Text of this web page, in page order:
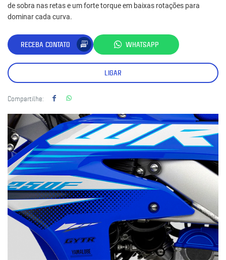
de sobra nas retas e um forte torque em baixas rotações para
dominar cada curva.
RECEBA CONTATO WHATSAPP
LIGAR
Compartilhe: